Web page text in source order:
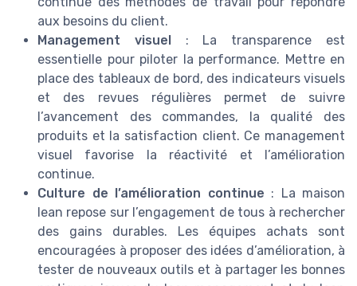
aux besoins du client.
Management visuel: La transparence est
essentielle pour piloter la performance. Mettre en
place des tableaux de bord, des indicateurs visuels
et des revues régulières permet de suivre
l’avancement des commandes, la qualité des
produits et la satisfaction client. Ce management
visuel favorise la réactivité et l’amélioration
continue.
Culture de l’amélioration continue : La maison
lean repose sur l’engagement de tous à rechercher
des gains durables. Les équipes achats sont
encouragées à proposer des idées d’amélioration, à
tester de nouveaux outils et à partager les bonnes